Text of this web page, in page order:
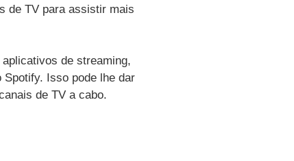
de TV para assistir mais
de streaming,
Isso pode lhe dar
de TV a cabo.